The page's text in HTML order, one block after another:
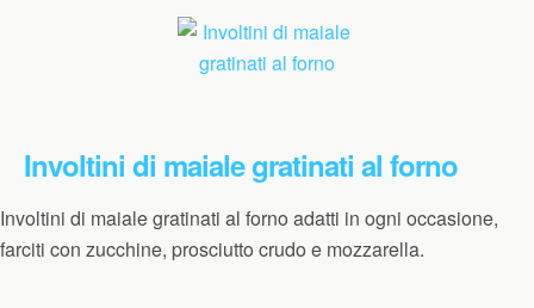
Involtini di maiale gratinati al forno
Involtini di maiale gratinati al forno adatti in ogni occasione,
farciti con zucchine, prosciutto crudo e mozzarella.